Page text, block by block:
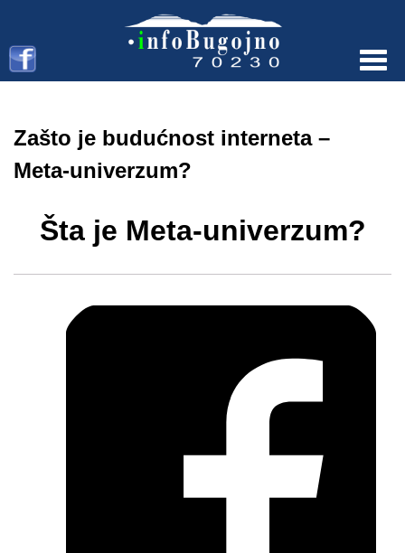
Zašto je budućnost interneta –
Meta-univerzum?
Šta je Meta-univerzum?